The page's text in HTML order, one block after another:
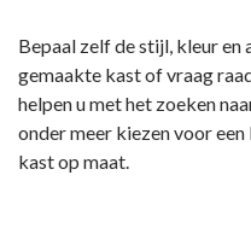
Bepaal zelf de stijl, kleur
gemaakte kast of vraag
helpen u met het zoeken
onder meer kiezen voor
kast op maat.